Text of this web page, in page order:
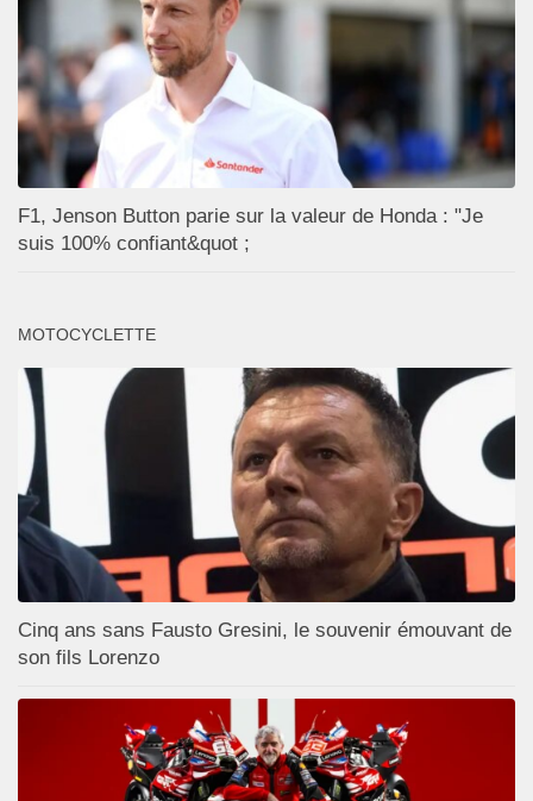
F1, Jenson Button parie sur la valeur de Honda : "Je
suis 100% confiant&quot ;
MOTOCYCLETTE
Cinq ans sans Fausto Gresini, le souvenir émouvant de
son fils Lorenzo